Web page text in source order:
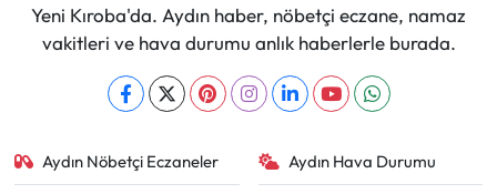
Yeni Kıroba'da. Aydın haber, nöbetçi eczane, namaz
vakitleri ve hava durumu anlık haberlerle burada.
Aydın Nöbetçi Eczaneler Aydın Hava Durumu